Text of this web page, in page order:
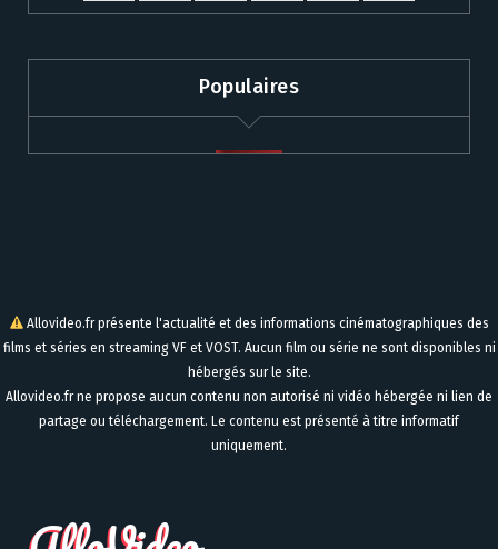
Populaires
Allovideo.fr présente l'actualité et des informations cinématographiques des
films et séries en streaming VF et VOST. Aucun film ou série ne sont disponibles ni
hébergés sur le site.
Allovideo.fr ne propose aucun contenu non autorisé ni vidéo hébergée ni lien de
partage ou téléchargement. Le contenu est présenté à titre informatif
uniquement.